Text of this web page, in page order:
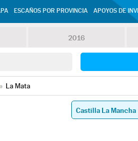
ESCAÑOS POR PROVINCIA APOYOS DE
2016
» La Mata